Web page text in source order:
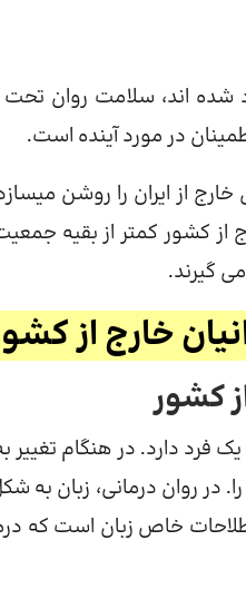
شده اند، سلامت روان
در مورد آینده است.
از ایران را روشن
از کشور کمتر از بقیه
گیرند.
خارج از
کشور
دارد. در هنگام تغییر
روان درمانی، زبان به
خاص زبان است که